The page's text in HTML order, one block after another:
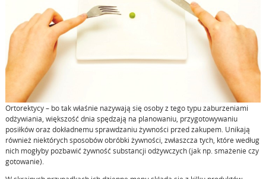
Ortorektycy – bo tak właśnie nazywają się osoby z tego typu zaburzeniami
odżywiania, większość dnia spędzają na planowaniu, przygotowywaniu
posiłków oraz dokładnemu sprawdzaniu żywności przed zakupem. Unikają
również niektórych sposobów obróbki żywności, zwłaszcza tych, które według
nich mogłyby pozbawić żywność substancji odżywczych (jak np. smażenie czy
gotowanie).